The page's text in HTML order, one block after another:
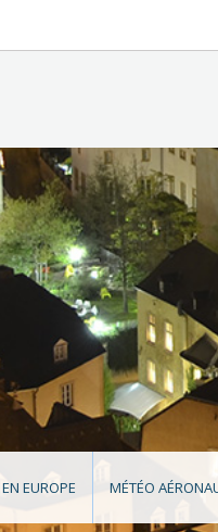
EUROPE MÉTÉO